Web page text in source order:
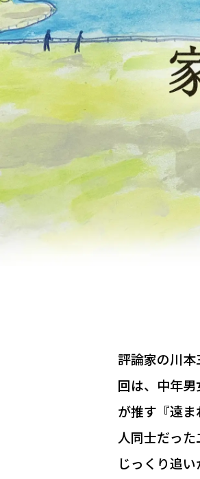
評論家の川
回は、中年
が推す『遠
人同士だっ
じっくり追